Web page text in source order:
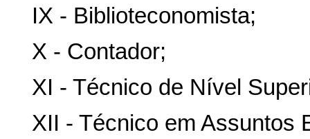
IX - Biblioteconomista;
X - Contador;
XI - Técnico de Nível
XII - Técnico em Assuntos